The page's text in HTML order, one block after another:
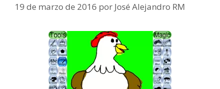
19 de marzo de 2016 por José Alejandro RM